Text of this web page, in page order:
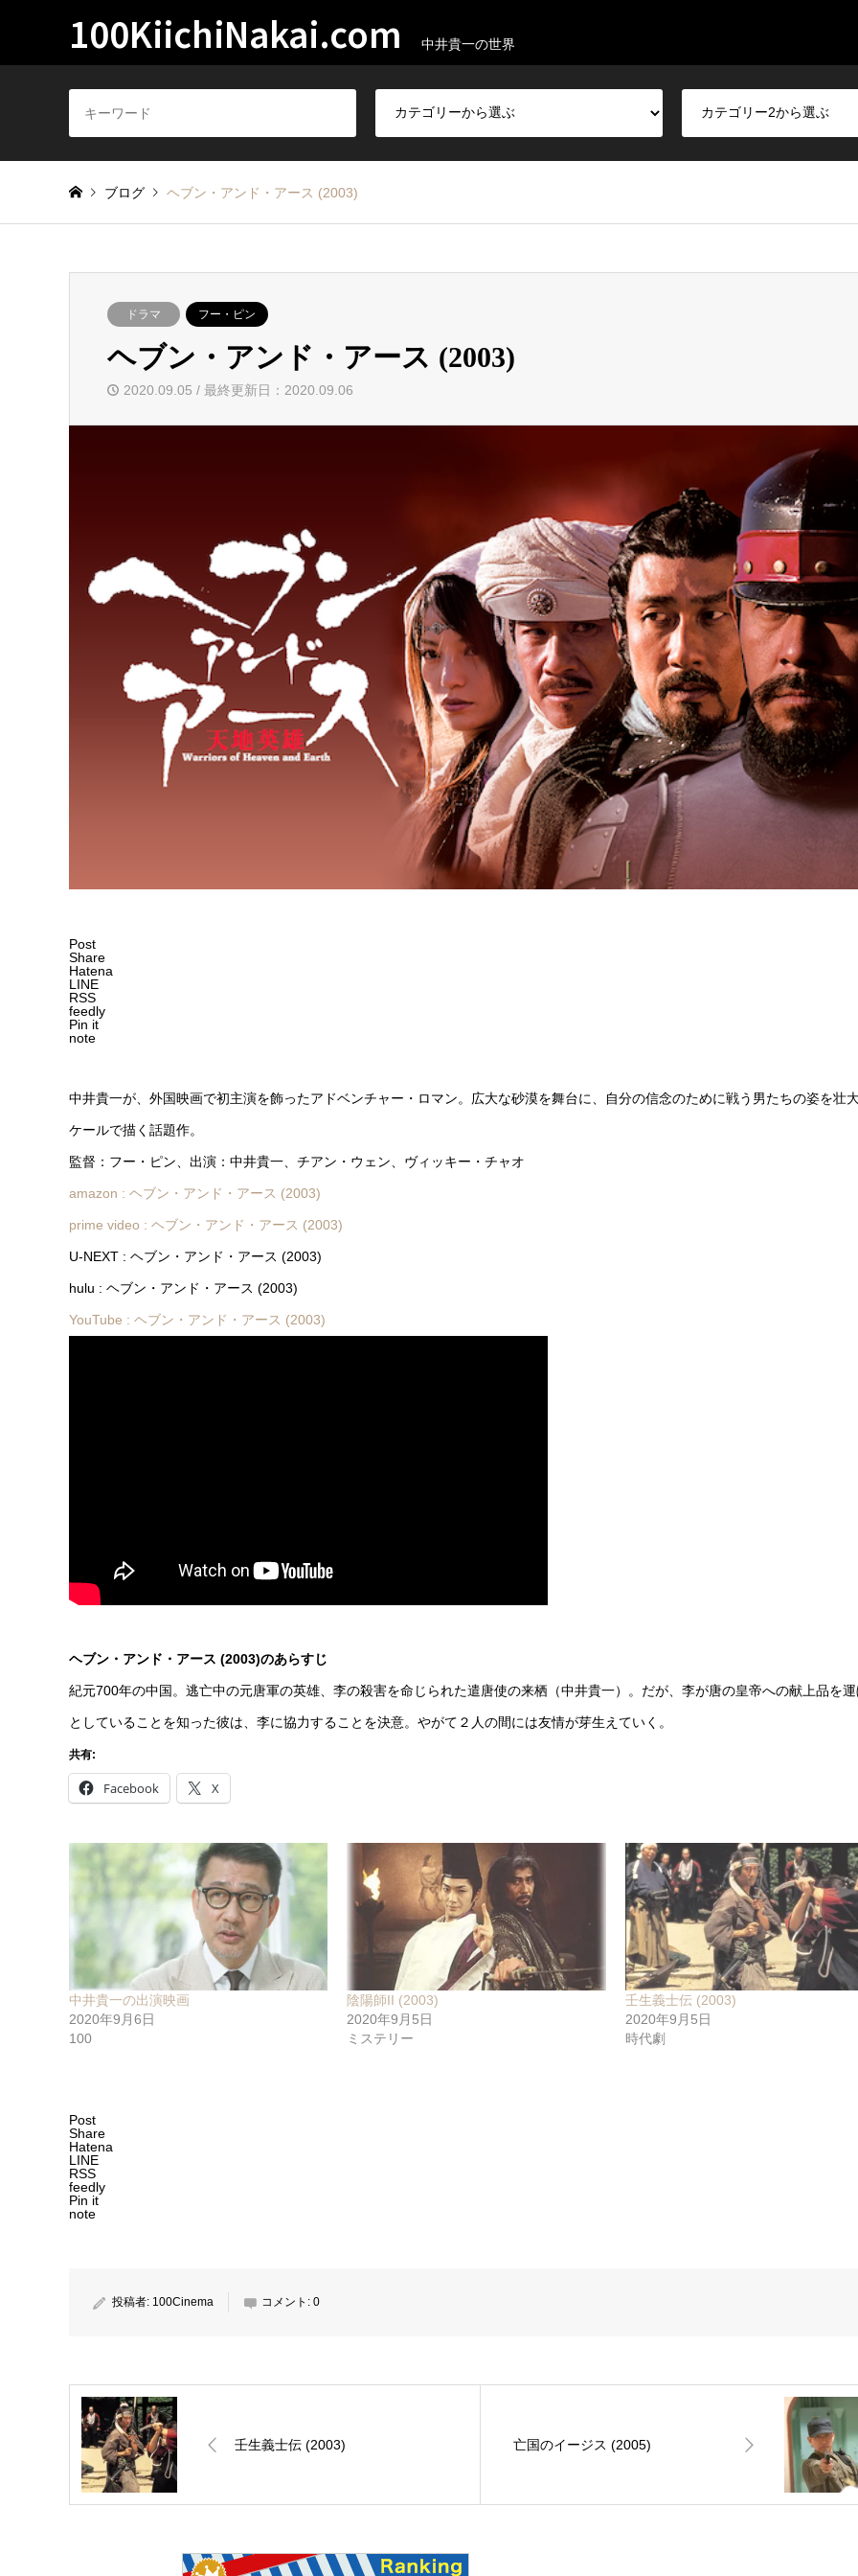
100KiichiNakai.com 中井貴一の世界
ブログ ヘブン・アンド・アース (2003)
ドラマ フー・ピン
ヘブン・アンド・アース (2003)
2020.09.05 / 最終更新日：2020.09.06
Post
Share
Hatena
LINE
RSS
feedly
Pin it
note
中井貴一が、外国映画で初主演を飾ったアドベンチャー・ロマン。広大な砂漠を舞台に、自分の信念のために戦う男たちの姿を壮
ケールで描く話題作。
監督：フー・ピン、出演：中井貴一、チアン・ウェン、ヴィッキー・チャオ
amazon : ヘブン・アンド・アース (2003)
prime video : ヘブン・アンド・アース (2003)
U-NEXT : ヘブン・アンド・アース (2003)
hulu : ヘブン・アンド・アース (2003)
YouTube : ヘブン・アンド・アース (2003)
ヘブン・アンド・アース (2003)のあらすじ
紀元700年の中国。逃亡中の元唐軍の英雄、李の殺害を命じられた遣唐使の来栖（中井貴一）。だが、李が唐の皇帝への献上品を
としていることを知った彼は、李に協力することを決意。やがて２人の間には友情が芽生えていく。
共有:
Facebook X
中井貴一の出演映画
2020年9月6日
100
陰陽師II (2003)
2020年9月5日
ミステリー
壬生義士伝 (2003)
2020年9月5日
時代劇
Post
Share
Hatena
LINE
RSS
feedly
Pin it
note
投稿者: 100Cinema コメント: 0
壬生義士伝 (2003) 亡国のイージス (2005)